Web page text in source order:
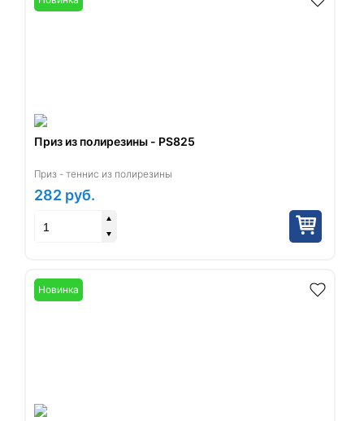
Приз из полирезины - PS825
Приз - теннис из полирезины
282 руб.
Новинка